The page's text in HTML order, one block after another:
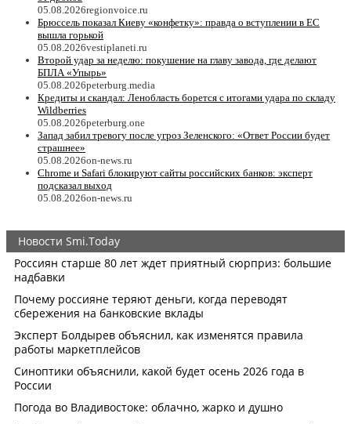
05.08.2026regionvoice.ru
Брюссель показал Киеву «конфетку»: правда о вступлении в ЕС
вышла горькой
05.08.2026vestiplaneti.ru
Второй удар за неделю: покушение на главу завода, где делают
БПЛА «Упырь»
05.08.2026peterburg.media
Кредиты и скандал: Ленобласть борется с итогами удара по складу
Wildberries
05.08.2026peterburg.one
Запад забил тревогу после угроз Зеленского: «Ответ России будет
страшнее»
05.08.2026on-news.ru
Chrome и Safari блокируют сайты российских банков: эксперт
подсказал выход
05.08.2026on-news.ru